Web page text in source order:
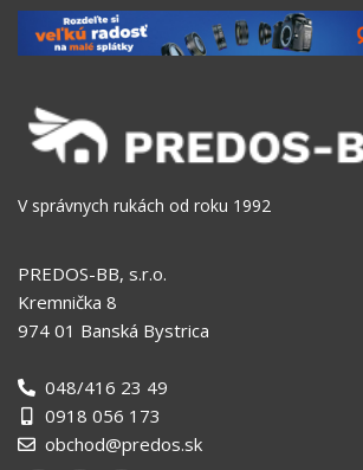
V správnych rukách od roku 1992
PREDOS-BB, s.r.o.
Kremnička 8
974 01 Banská Bystrica
048/416 23 49
0918 056 173
obchod@predos.sk